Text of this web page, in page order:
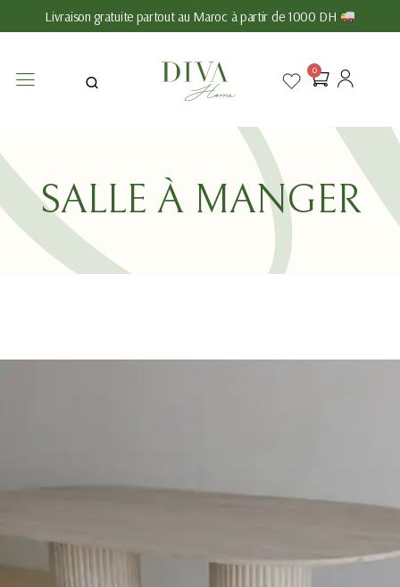
Livraison gratuite partout au Maroc à partir de 1000 DH
0
SALLE À MANGER